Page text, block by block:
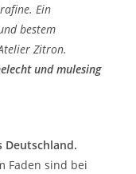
Ein
bestem
Zitron.
und mulesing
Deutschland.
Faden sind bei